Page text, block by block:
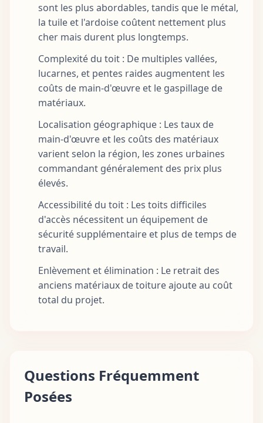
sont les plus abordables, tandis que le métal,
la tuile et l'ardoise coûtent nettement plus
cher mais durent plus longtemps.
Complexité du toit : De multiples vallées,
lucarnes, et pentes raides augmentent les
coûts de main-d'œuvre et le gaspillage de
matériaux.
Localisation géographique : Les taux de
main-d'œuvre et les coûts des matériaux
varient selon la région, les zones urbaines
commandant généralement des prix plus
élevés.
Accessibilité du toit : Les toits difficiles
d'accès nécessitent un équipement de
sécurité supplémentaire et plus de temps de
travail.
Enlèvement et élimination : Le retrait des
anciens matériaux de toiture ajoute au coût
total du projet.
Questions Fréquemment
Posées